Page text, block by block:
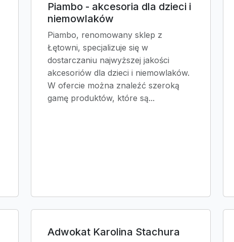
Piambo - akcesoria dla dzieci i
niemowlaków
Piambo, renomowany sklep z
Łętowni, specjalizuje się w
dostarczaniu najwyższej jakości
akcesoriów dla dzieci i niemowlaków.
W ofercie można znaleźć szeroką
gamę produktów, które są...
Adwokat Karolina Stachura